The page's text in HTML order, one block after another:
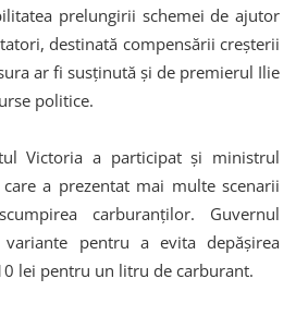
prelungirii schemei de ajutor
destinată compensării creșterii
ar fi susținută și de premierul Ilie
politice.
Victoria a participat și ministrul
a prezentat mai multe scenarii
carburanților. Guvernul
pentru a evita depășirea
lei pentru un litru de carburant.